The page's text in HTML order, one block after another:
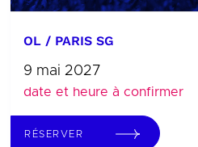
OL / PARIS SG
9 mai 2027
date et heure à confirmer
RÉSERVER